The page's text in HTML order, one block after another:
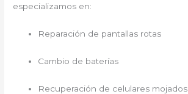
especializamos en:
Reparación de pantallas rotas
Cambio de baterías
Recuperación de celulares mojados